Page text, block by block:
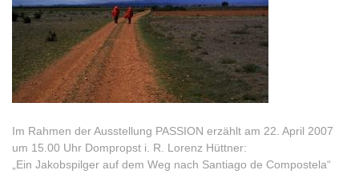
Im Rahmen der Ausstellung PASSION erzählt am 22. April 2007
um 15.00 Uhr Dompropst i. R. Lorenz Hüttner:
„Ein Jakobspilger auf dem Weg nach Santiago de Compostela“